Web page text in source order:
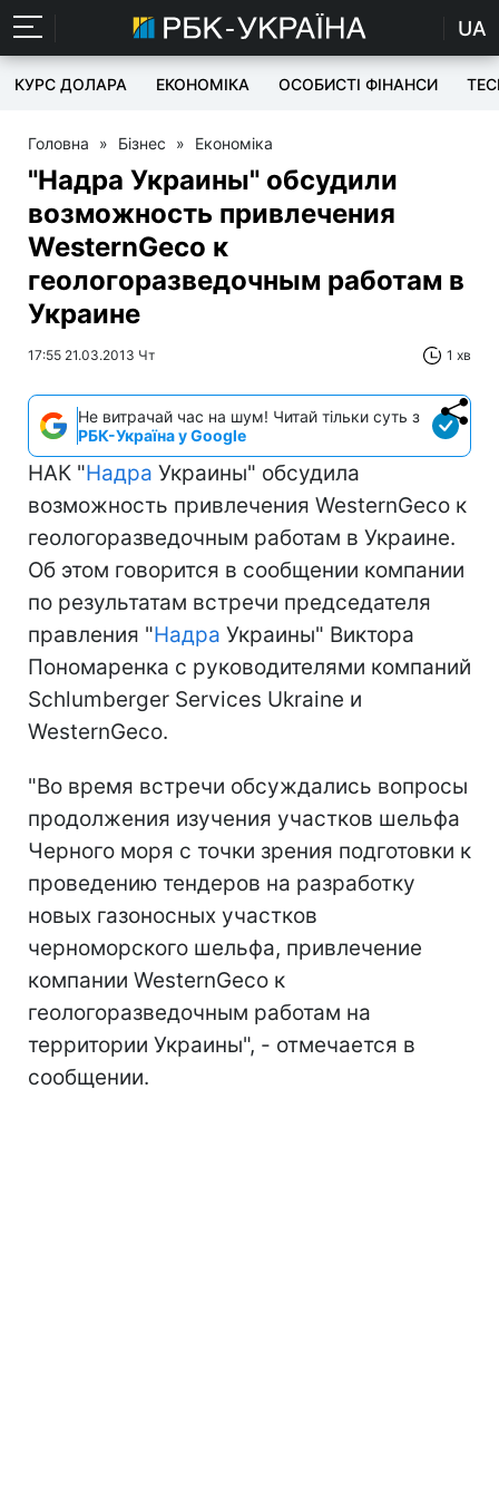
UA
КУРС ДОЛАРА ЕКОНОМІКА ОСОБИСТІ ФІНАНСИ
Головна » Бізнес » Економіка
"Надра Украины" обсудили
возможность привлечения
WesternGeco к
геологоразведочным работам в
Украине
17:55 21.03.2013 Чт 1 хв
Не витрачай час на шум! Читай тільки суть з
РБК-Україна у Google
НАК "Надра Украины" обсудила
возможность привлечения WesternGeco к
геологоразведочным работам в Украине.
Об этом говорится в сообщении компании
по результатам встречи председателя
правления "Надра Украины" Виктора
Пономаренка с руководителями компаний
Schlumberger Services Ukraine и
WesternGeco.
"Во время встречи обсуждались вопросы
продолжения изучения участков шельфа
Черного моря с точки зрения подготовки к
проведению тендеров на разработку
новых газоносных участков
черноморского шельфа, привлечение
компании WesternGeco к
геологоразведочным работам на
территории Украины", - отмечается в
сообщении.